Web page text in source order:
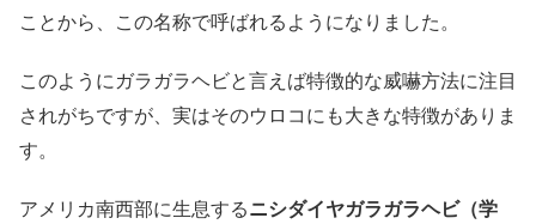
ことから、この名称で呼ばれるようになりました。
このようにガラガラヘビと言えば特徴的な威嚇方法に注目
されがちですが、実はそのウロコにも大きな特徴がありま
す。
アメリカ南西部に生息するニシダイヤガラガラヘビ（学